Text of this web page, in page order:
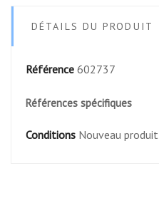
DÉTAILS DU PRODUIT
Référence 602737
Références spécifiques
Conditions Nouveau produit